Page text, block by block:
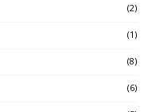
(2)
(1)
(8)
(6)